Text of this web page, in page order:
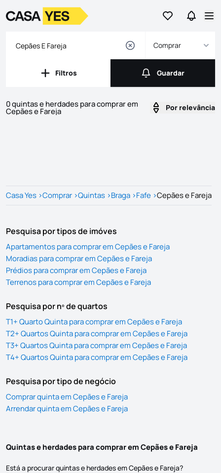
Ir para osIr para
LogoIr para a homepage
Comprar
Filtros
Filtros Guardar
Guardar
0 quintas e herdades para comprar em
Cepães e Fareja Por relevância
Casa Yes >Comprar >Quintas >Braga >Fafe >Cepães e Fareja
Pesquisa por tipos de imóves
Apartamentos para comprar em Cepães e Fareja
Moradias para comprar em Cepães e Fareja
Prédios para comprar em Cepães e Fareja
Terrenos para comprar em Cepães e Fareja
Pesquisa por nº de quartos
T1+ Quarto Quinta para comprar em Cepães e Fareja
T2+ Quartos Quinta para comprar em Cepães e Fareja
T3+ Quartos Quinta para comprar em Cepães e Fareja
T4+ Quartos Quinta para comprar em Cepães e Fareja
Pesquisa por tipo de negócio
Comprar quinta em Cepães e Fareja
Arrendar quinta em Cepães e Fareja
Quintas e herdades para comprar em Cepães e Fareja
Está a procurar quintas e herdades em Cepães e Fareja?